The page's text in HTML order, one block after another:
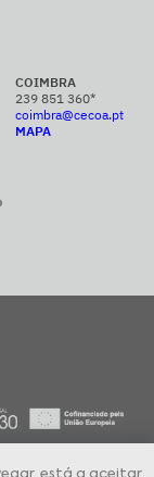
COIMBRA
239 851 360*
coimbra@cecoa.pt
MAPA
está a aceitar